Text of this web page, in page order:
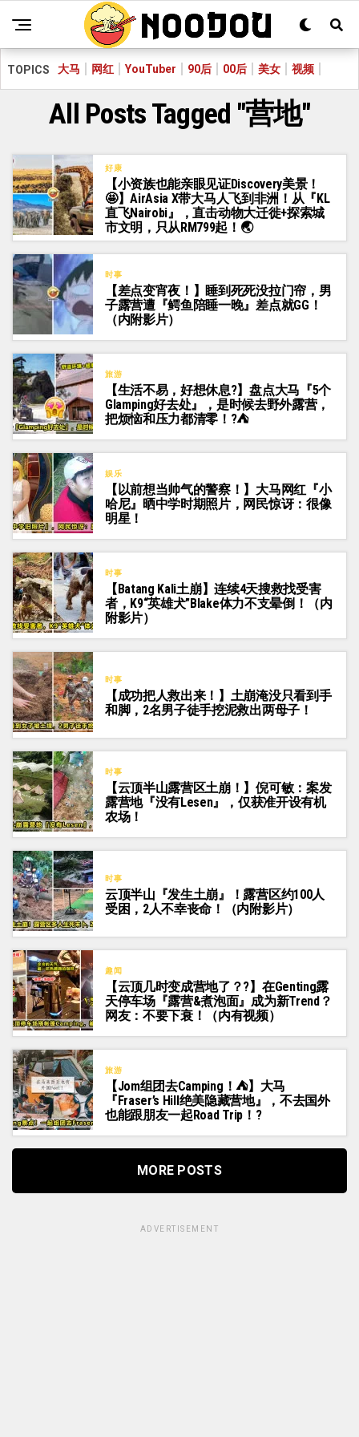
TOPICS 大马 网红 YouTuber 90后 00后 美女 视频
All Posts Tagged "营地"
好康
【小资族也能亲眼见证Discovery美景！
🤩】AirAsia X带大马人飞到非洲！从『KL
直飞Nairobi』，直击动物大迁徙+探索城
市文明，只从RM799起！🌏
时事
【差点变宵夜！】睡到死死没拉门帘，男
子露营遭『鳄鱼陪睡一晚』差点就GG！
（内附影片）
旅游
【生活不易，好想休息?】盘点大马『5个
Glamping好去处』，是时候去野外露营，
把烦恼和压力都清零！?⛺
娱乐
【以前想当帅气的警察！】大马网红『小
哈尼』晒中学时期照片，网民惊讶：很像
明星！
时事
【Batang Kali土崩】连续4天搜救找受害
者，K9“英雄犬”Blake体力不支晕倒！（内
附影片）
时事
【成功把人救出来！】土崩淹没只看到手
和脚，2名男子徒手挖泥救出两母子！
时事
【云顶半山露营区土崩！】倪可敏：案发
露营地『没有Lesen』，仅获准开设有机
农场！
时事
云顶半山『发生土崩』！露营区约100人
受困，2人不幸丧命！（内附影片）
趣闻
【云顶几时变成营地了？?】在Genting露
天停车场『露营&煮泡面』成为新Trend？
网友：不要下衰！（内有视频）
旅游
【Jom组团去Camping！⛺️】大马
『Fraser’s Hill绝美隐藏营地』，不去国外
也能跟朋友一起Road Trip！?
MORE POSTS
ADVERTISEMENT